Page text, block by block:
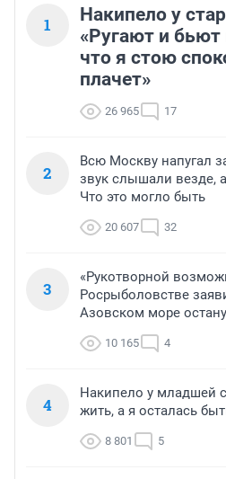
1
Накипело у
«Ругают и
что я стою
плачет»
26 965 17
2
Всю Москву напугал
звук слышали везде,
Что это могло быть
20 607 32
3
«Рукотворной
Росрыболовстве
Азовском море
10 165 4
4
Накипело у младшей
жить, а я осталась
8 801 5